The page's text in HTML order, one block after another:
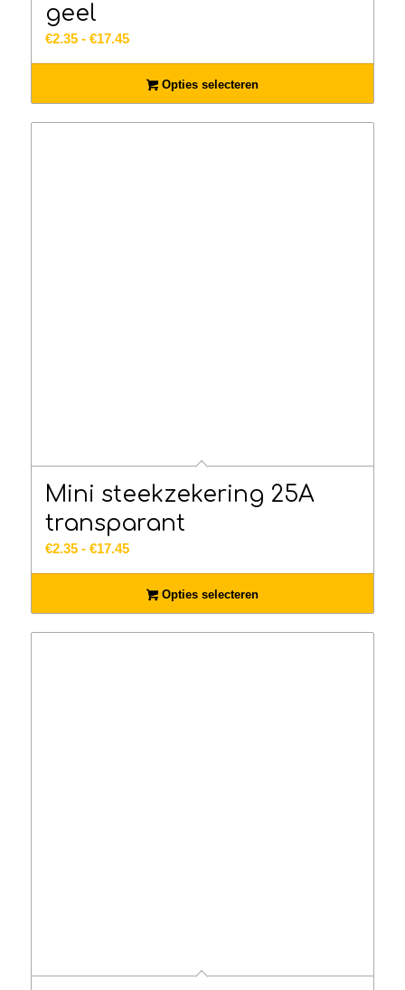
geel
€2.35 - €17.45Prijsklasse:
€17.45
Opties selecteren
Mini steekzekering 25A
transparant
€2.35 - €17.45Prijsklasse:
€17.45
Opties selecteren